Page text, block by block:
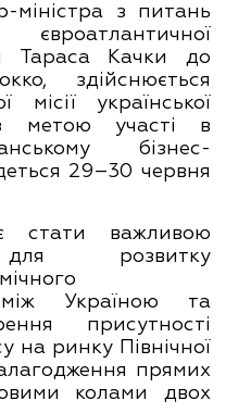
міністра з питань
Тараса Качки до
здійснюється
місії української
з метою участі в
бізнес-
29–30 червня
стати важливою
розвитку
між Україною та
присутності
на ринку Північної
прямих
колами двох